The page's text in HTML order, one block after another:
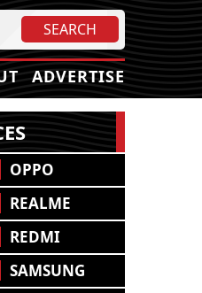
ADVERTISE
OPPO
REALME
REDMI
SAMSUNG